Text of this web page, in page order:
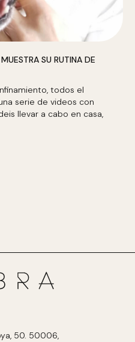
SU RUTINA DE
todos el
serie de videos con
llevar a cabo en casa,
50. 50006,